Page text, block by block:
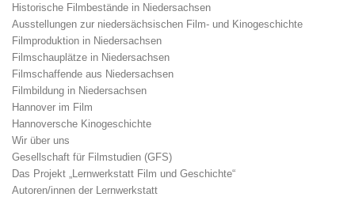
Historische Filmbestände in Niedersachsen
Ausstellungen zur niedersächsischen Film- und Kinogeschichte
Filmproduktion in Niedersachsen
Filmschauplätze in Niedersachsen
Filmschaffende aus Niedersachsen
Filmbildung in Niedersachsen
Hannover im Film
Hannoversche Kinogeschichte
Wir über uns
Gesellschaft für Filmstudien (GFS)
Das Projekt „Lernwerkstatt Film und Geschichte“
Autoren/innen der Lernwerkstatt